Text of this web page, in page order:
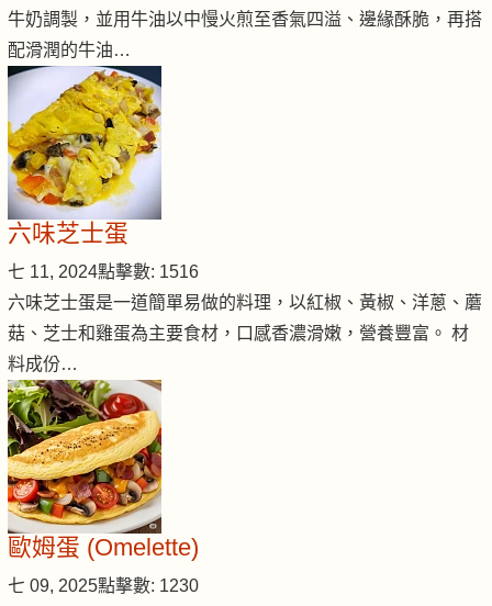
牛奶調製，並用牛油以中慢火煎至香氣四溢、邊緣酥脆，再搭
配滑潤的牛油…
六味芝士蛋
七 11, 2024點擊數: 1516
六味芝士蛋是一道簡單易做的料理，以紅椒、黃椒、洋蔥、蘑
菇、芝士和雞蛋為主要食材，口感香濃滑嫩，營養豐富。 材
料成份…
歐姆蛋 (Omelette)
七 09, 2025點擊數: 1230